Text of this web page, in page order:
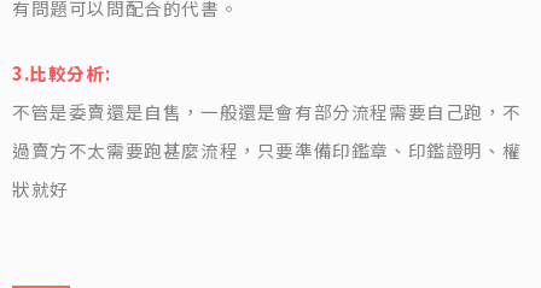
有問題可以問配合的代書。
3.比較分析:
不管是委賣還是自售，一般還是會有部分流程需要自己跑，不
過賣方不太需要跑甚麼流程，只要準備印鑑章、印鑑證明、權
狀就好